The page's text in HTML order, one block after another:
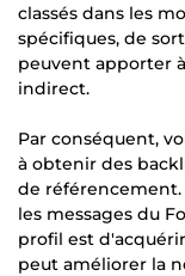
classés dans les
spécifiques, de
peuvent apporter
indirect.
Par conséquent,
à obtenir des
de référencement.
les messages du
profil est
peut améliorer la